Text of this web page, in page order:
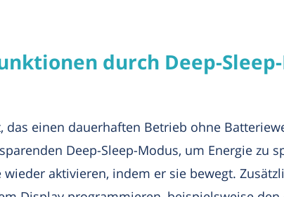
durch Deep-
einen dauerhaften Betrieb ohne
Deep-Sleep-Modus, um Energie zu
aktivieren, indem er sie bewegt.